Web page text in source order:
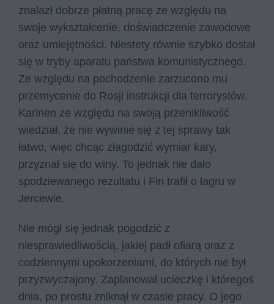
znalazł dobrze płatną pracę ze względu na
swoje wykształcenie, doświadczenie zawodowe
oraz umiejętności. Niestety równie szybko dostał
się w tryby aparatu państwa komunistycznego.
Ze względu na pochodzenie zarzucono mu
przemycenie do Rosji instrukcji dla terrorystów.
Karinen ze względu na swoją przenikliwość
wiedział, że nie wywinie się z tej sprawy tak
łatwo, więc chcąc złagodzić wymiar kary,
przyznał się do winy. To jednak nie dało
spodziewanego rezultatu i Fin trafił o łagru w
Jercewie.
Nie mógł się jednak pogodzić z
niesprawiedliwością, jakiej padł ofiarą oraz z
codziennymi upokorzeniami, do których nie był
przyzwyczajony. Zaplanował ucieczkę i któregoś
dnia, po prostu zniknął w czasie pracy. O jego